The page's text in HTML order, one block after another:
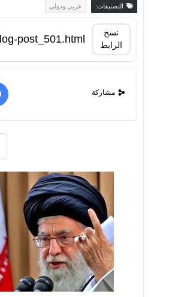
التصنيفات: عربي ودولي
نسخ
الرابط
مشاركة